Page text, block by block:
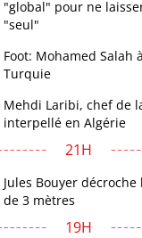
"global" pour ne
"seul"
Foot: Mohamed Salah
Turquie
Mehdi Laribi, chef de
interpellé en Algérie
21H
Jules Bouyer
de 3 mètres
19H